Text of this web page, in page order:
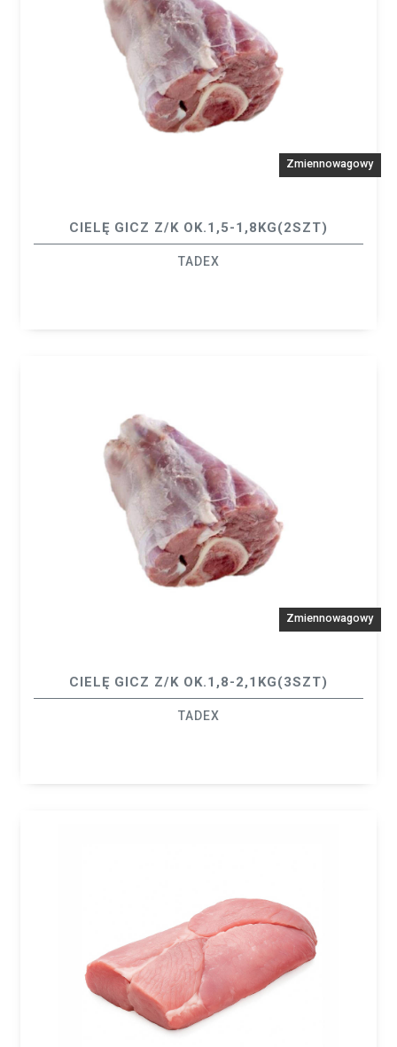
Zmiennowagowy
CIELĘ GICZ Z/K OK.1,5-1,8KG(2SZT)
TADEX
Zmiennowagowy
CIELĘ GICZ Z/K OK.1,8-2,1KG(3SZT)
TADEX